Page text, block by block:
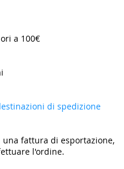
a 100€
di spedizione
fattura di esportazione,
l'ordine.